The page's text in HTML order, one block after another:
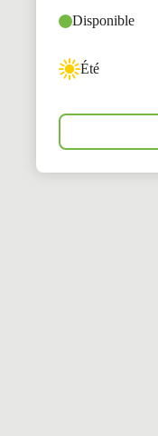
Disponible
Été